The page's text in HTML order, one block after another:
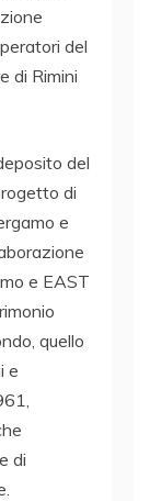
del
di Rimini
del
di
e
e EAST
quello
e
di